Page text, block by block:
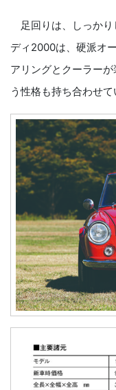
足回りは、しっかり
ディ2000は、硬派オ
アリングとクーラー
う性格も持ち合わせて